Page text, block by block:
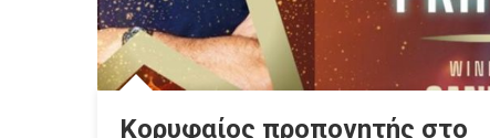
Κορυφαίος προπονητής στο